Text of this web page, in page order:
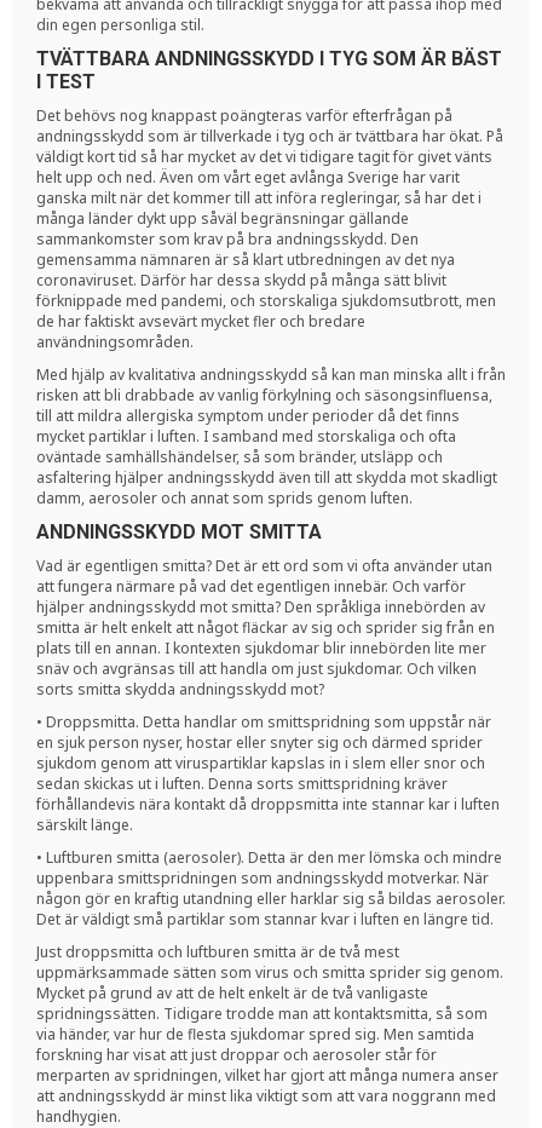
bekväma att använda och tillräckligt snygga för att passa ihop med
din egen personliga stil.
TVÄTTBARA ANDNINGSSKYDD I TYG SOM ÄR BÄST
I TEST
Det behövs nog knappast poängteras varför efterfrågan på
andningsskydd som är tillverkade i tyg och är tvättbara har ökat. På
väldigt kort tid så har mycket av det vi tidigare tagit för givet vänts
helt upp och ned. Även om vårt eget avlånga Sverige har varit
ganska milt när det kommer till att införa regleringar, så har det i
många länder dykt upp såväl begränsningar gällande
sammankomster som krav på bra andningsskydd. Den
gemensamma nämnaren är så klart utbredningen av det nya
coronaviruset. Därför har dessa skydd på många sätt blivit
förknippade med pandemi, och storskaliga sjukdomsutbrott, men
de har faktiskt avsevärt mycket fler och bredare
användningsområden.
Med hjälp av kvalitativa andningsskydd så kan man minska allt i från
risken att bli drabbade av vanlig förkylning och säsongsinfluensa,
till att mildra allergiska symptom under perioder då det finns
mycket partiklar i luften. I samband med storskaliga och ofta
oväntade samhällshändelser, så som bränder, utsläpp och
asfaltering hjälper andningsskydd även till att skydda mot skadligt
damm, aerosoler och annat som sprids genom luften.
ANDNINGSSKYDD MOT SMITTA
Vad är egentligen smitta? Det är ett ord som vi ofta använder utan
att fungera närmare på vad det egentligen innebär. Och varför
hjälper andningsskydd mot smitta? Den språkliga innebörden av
smitta är helt enkelt att något fläckar av sig och sprider sig från en
plats till en annan. I kontexten sjukdomar blir innebörden lite mer
snäv och avgränsas till att handla om just sjukdomar. Och vilken
sorts smitta skydda andningsskydd mot?
• Droppsmitta. Detta handlar om smittspridning som uppstår när
en sjuk person nyser, hostar eller snyter sig och därmed sprider
sjukdom genom att viruspartiklar kapslas in i slem eller snor och
sedan skickas ut i luften. Denna sorts smittspridning kräver
förhållandevis nära kontakt då droppsmitta inte stannar kar i luften
särskilt länge.
• Luftburen smitta (aerosoler). Detta är den mer lömska och mindre
uppenbara smittspridningen som andningsskydd motverkar. När
någon gör en kraftig utandning eller harklar sig så bildas aerosoler.
Det är väldigt små partiklar som stannar kvar i luften en längre tid.
Just droppsmitta och luftburen smitta är de två mest
uppmärksammade sätten som virus och smitta sprider sig genom.
Mycket på grund av att de helt enkelt är de två vanligaste
spridningssätten. Tidigare trodde man att kontaktsmitta, så som
via händer, var hur de flesta sjukdomar spred sig. Men samtida
forskning har visat att just droppar och aerosoler står för
merparten av spridningen, vilket har gjort att många numera anser
att andningsskydd är minst lika viktigt som att vara noggrann med
handhygien.